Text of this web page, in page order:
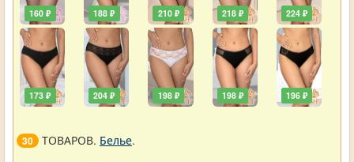
160 ₽
173 ₽
188 ₽
204 ₽
210 ₽
198 ₽
218 ₽
198 ₽
224 ₽
196 ₽
30 ТОВАРОВ. Белье.